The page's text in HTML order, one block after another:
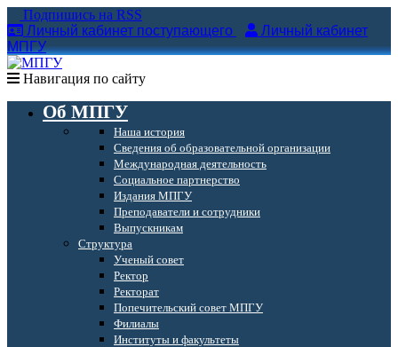
Подпишись на RSS
Личный кабинет поступающего
Личный кабинет
МПГУ
Навигация по сайту
Об МПГУ
Наша история
Сведения об образовательной организации
Международная деятельность
Социальное партнерство
Издания МПГУ
Преподаватели и сотрудники
Выпускникам
Структура
Ученый совет
Ректор
Ректорат
Попечительский совет МПГУ
Филиалы
Институты и факультеты